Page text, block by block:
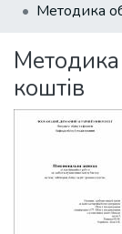
Пошук за
Статистика
Методика
коштів